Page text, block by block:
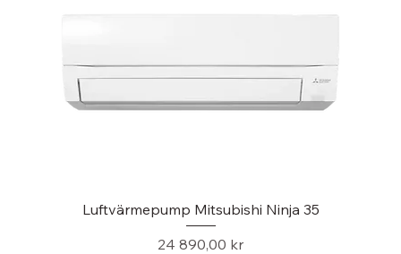
Luftvärmepump Mitsubishi Ninja 35
Pris
24 890,00 kr